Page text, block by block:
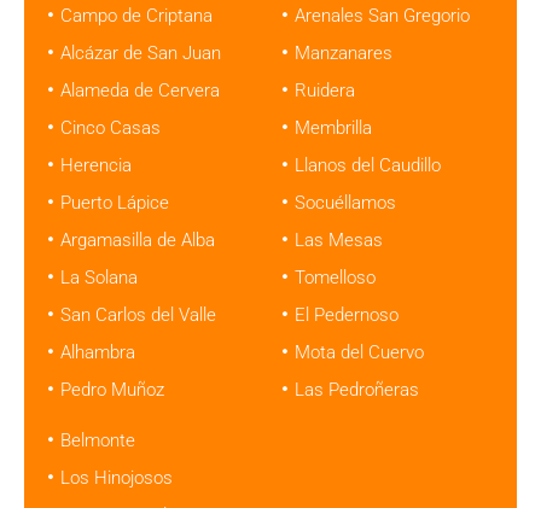
Campo de Criptana
Alcázar de San Juan
Alameda de Cervera
Cinco Casas
Herencia
Puerto Lápice
Argamasilla de Alba
La Solana
San Carlos del Valle
Alhambra
Pedro Muñoz
Arenales San Gregorio
Manzanares
Ruidera
Membrilla
Llanos del Caudillo
Socuéllamos
Las Mesas
Tomelloso
El Pedernoso
Mota del Cuervo
Las Pedroñeras
Belmonte
Los Hinojosos